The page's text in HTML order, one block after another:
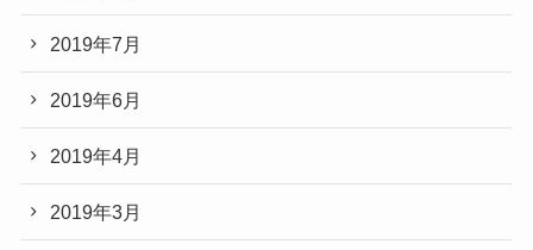
2019年7月
2019年6月
2019年4月
2019年3月